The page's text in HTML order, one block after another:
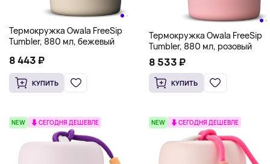
Термокружка Owala FreeSip
Tumbler, 880 мл, бежевый
8 443 ₽
КУПИТЬ
Термокружка Owala FreeSip
Tumbler, 880 мл, розовый
8 533 ₽
КУПИТЬ
NEW СЕГОДНЯ ДЕШЕВЛЕ NEW СЕГОДНЯ ДЕШЕВЛЕ